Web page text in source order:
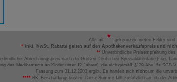
Alle mit
gekennzeichneten Felder sind
* inkl. MwSt. Rabatte gelten auf den Apothekenverkaufspreis und
**Unverbindliche Preisempfehlung des
Abrechnungspreis nach der Großen Deutschen Spezialitätentaxe (sog.
des Medikaments an Kinder unter 12 Jahren), die sich gemäß §129 Abs. 5a
Fassung zum 31.12.2003 ergibt. Es handelt sich nicht um die
**** BK: Beschaffungskosten. Diese Summe fällt zusätzlich an, da der